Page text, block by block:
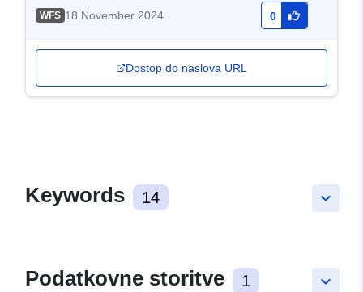
WFS 18 November 2024 0
Dostop do naslova URL
keyboard_arrow_down
Keywords 14
keyboard_arrow_down
Podatkovne storitve 1